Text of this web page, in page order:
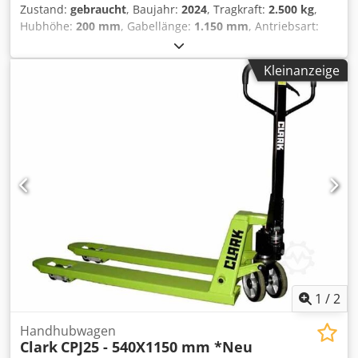
Zustand: gebraucht, Baujahr: 2024, Tragkraft: 2.500 kg,
Hubhöhe: 200 mm, Gabellänge: 1.150 mm, Antriebsart:
, Handhubwagen Gabelbreite: 540 mm
Masttyp: Keiner Bereifung vorne Typ: Polyurethan
Bereifung vorne Zustand: 80 - 100% Bereifung hinten Typ:
Polyurethan Bereifung hinten Zustand: 80 - 100%
Kleinanzeige
1 /2
Handhubwagen
Clark CPJ25 - 540X1150 mm *Neu